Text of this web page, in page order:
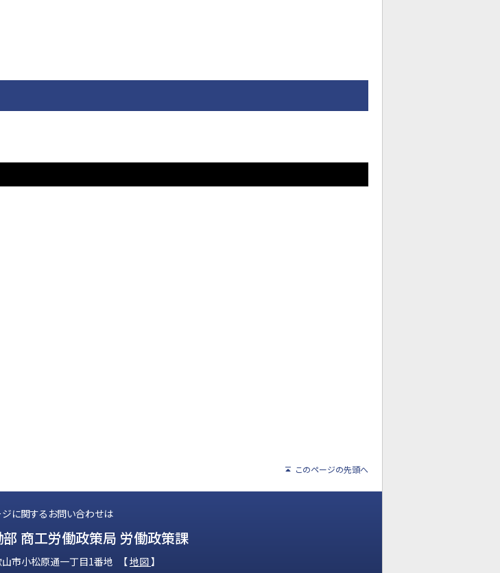
このページの先頭へ
ジに関するお問い合わせは
商工労働政策局 労働政策課
市小松原通一丁目1番地 【地図】